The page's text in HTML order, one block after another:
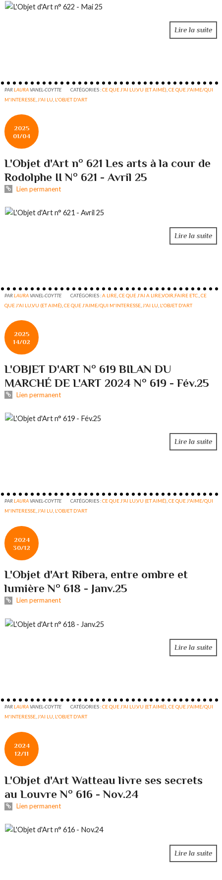
Lire la suite
PARLAURAVANEL-COYTTE CATÉGORIES :CE QUE J'AI LU,VU (ET AIMÉ) ,CE QUE J'AIME/QUI
M'INTERESSE J'AI LU L'OBJET D'ART
2025
01/04
L'Objet d'Art n° 621 Les arts à la cour de
Rodolphe II N° 621 - Avril 25
Lien permanent
Lire la suite
PARLAURAVANEL-COYTTE CATÉGORIES :A LIRE ,CE QUE J'AI A LIRE,VOIR,FAIRE ETC. ,CE
QUE J'AI LU,VU (ET AIMÉ) ,CE QUE J'AIME/QUI M'INTERESSE J'AI LU L'OBJET D'ART
2025
14/02
L'OBJET D'ART N° 619 BILAN DU
MARCHÉ DE L'ART 2024 N° 619 - Fév.25
Lien permanent
Lire la suite
PARLAURAVANEL-COYTTE CATÉGORIES :CE QUE J'AI LU,VU (ET AIMÉ) ,CE QUE J'AIME/QUI
M'INTERESSE J'AI LU L'OBJET D'ART
2024
30/12
L'Objet d'Art Ribera, entre ombre et
lumière N° 618 - Janv.25
Lien permanent
Lire la suite
PARLAURAVANEL-COYTTE CATÉGORIES :CE QUE J'AI LU,VU (ET AIMÉ) ,CE QUE J'AIME/QUI
M'INTERESSE J'AI LU L'OBJET D'ART
2024
12/11
L'Objet d'Art Watteau livre ses secrets
au Louvre N° 616 - Nov.24
Lien permanent
Lire la suite